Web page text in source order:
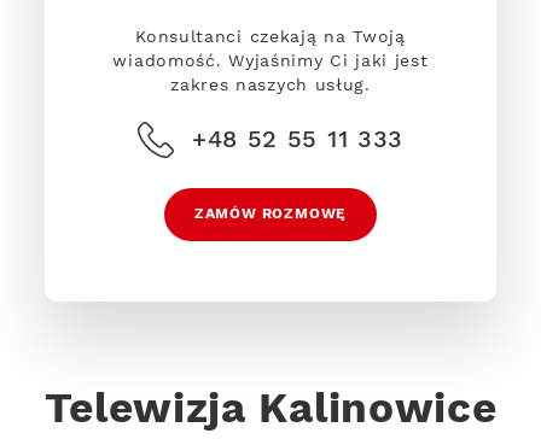
Konsultanci czekają na Twoją
wiadomość. Wyjaśnimy Ci jaki jest
zakres naszych usług.
+48 52 55 11 333
ZAMÓW ROZMOWĘ
Telewizja Kalinowice